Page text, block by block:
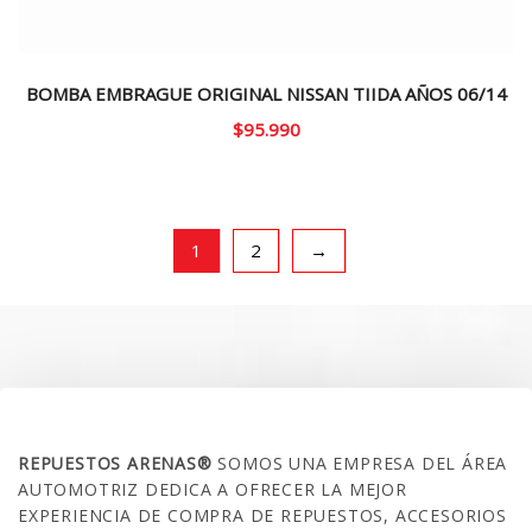
BOMBA EMBRAGUE ORIGINAL NISSAN TIIDA AÑOS 06/14
$95.990
1 2 →
REPUESTOS ARENAS®SOMOS UNA EMPRESA DEL ÁREA
AUTOMOTRIZ DEDICA A OFRECER LA MEJOR
EXPERIENCIA DE COMPRA DE REPUESTOS, ACCESORIOS